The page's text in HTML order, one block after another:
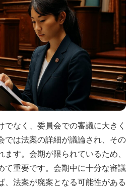
でなく、委員会での審議に大きく
では法案の詳細が議論され、その
ます。会期が限られているため、
て重要です。会期中に十分な審議
、法案が廃案となる可能性がある